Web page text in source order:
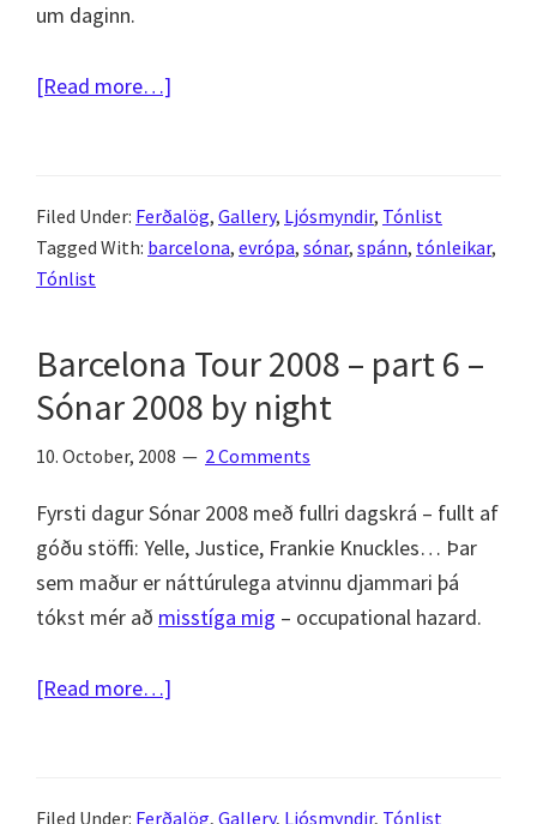
um daginn.
[Read more…]
–
part
Sónar
2008
day
Filed Under: Ferðalög, Gallery, Ljósmyndir, Tónlist
Tagged With: barcelona, evrópa, sónar, spánn, tónleikar,
Tónlist
Barcelona Tour 2008 – part 6 –
Sónar 2008 by night
10. October, 2008 2 Comments
Fyrsti dagur Sónar 2008 með fullri dagskrá – fullt af
góðu stöffi: Yelle, Justice, Frankie Knuckles… Þar
sem maður er náttúrulega atvinnu djammari þá
tókst mér að misstíga mig – occupational hazard.
[Read more…]
Filed Under: Ferðalög, Gallery, Ljósmyndir, Tónlist